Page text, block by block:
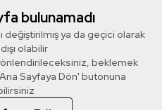
bulunamadı
değiştirilmiş ya da geçici olarak
olabilir
beklemek
Sayfaya Dön' butonuna